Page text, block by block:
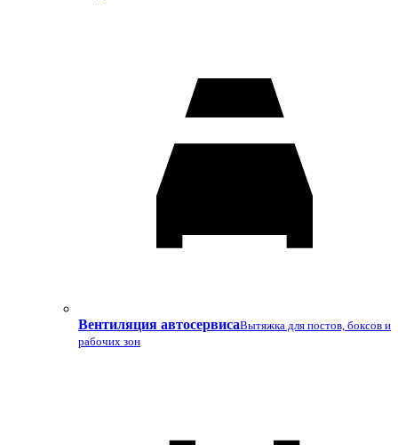
Вентиляция автосервисаВытяжка для постов, боксов и
рабочих зон